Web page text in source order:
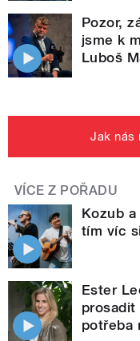
Pozor,
jsme k
Luboš
Jak nás
VÍCE Z POŘADU
Kozub
tím víc
Ester
prosadit
potřeba